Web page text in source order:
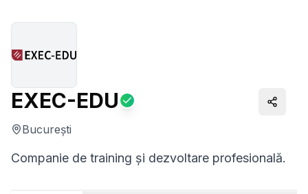
EXEC-EDU
București
Companie de training și dezvoltare profesională.